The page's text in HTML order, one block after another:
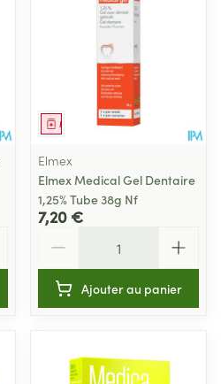
Médicament
Elmex
Elmex Medical Gel Dentaire
1,25% Tube 38g Nf
7,20 €
Ajouter au panier